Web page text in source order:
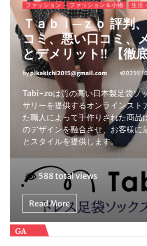
ファッション ファッション＆小物 生活
Ｔａｂｉ─ｚｏ 評判
コミ、悪い口コミ、
とデメリット!! 【徹
bypikakichi2015@gmail.com 2023年
Tabi-zoは質の高い日本製足袋ソ
サリーを提供するオンラインスト
た職人によって手作りされた商品
のデザインを融合させ、お客様に
とスタイルを提供します。
588 total views
Read More
GA